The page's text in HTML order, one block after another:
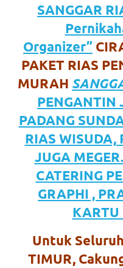
replica
watches.
favorite
replica
watches.
Hours
Online
replica
rolex
Discover
SANGGAR
Organizer”
PAKET RIAS
MURAH
PENGANTIN
PADANG
RIAS WISUDA,
JUGA
CATERING
GRAPHI ,
KARTU
Untuk
TIMUR,